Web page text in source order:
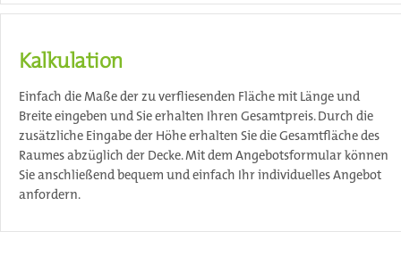
Kalkulation
Einfach die Maße der zu verfliesenden Fläche mit Länge und
Breite eingeben und Sie erhalten Ihren Gesamtpreis. Durch die
zusätzliche Eingabe der Höhe erhalten Sie die Gesamtfläche des
Raumes abzüglich der Decke. Mit dem Angebotsformular können
Sie anschließend bequem und einfach Ihr individuelles Angebot
anfordern.